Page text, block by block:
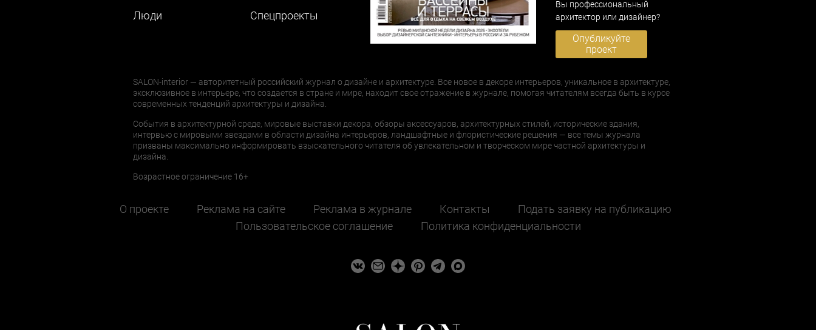
Люди
Cпецпроекты
Вы профессиональный
архитектор или дизайнер?
Опубликуйте
проект
SALON-interior — авторитетный российский журнал о дизайне и архитектуре. Все новое в декоре интерьеров, уникальное в архитектуре,
эксклюзивное в интерьере, что создается в стране и мире, находит свое отражение в журнале, помогая читателям всегда быть в курсе
современных тенденций архитектуры и дизайна.
События в архитектурной среде, мировые выставки декора, обзоры аксессуаров, архитектурных стилей, исторические здания,
интервью с мировыми звездами в области дизайна интерьеров, ландшафтные и флористические решения — все темы журнала
призваны максимально информировать взыскательного читателя об увлекательном и творческом мире частной архитектуры и
дизайна.
Возрастное ограничение 16+
О проекте Реклама на сайте Реклама в журнале Контакты
Подать заявку на публикацию
Пользовательское соглашение
Политика конфиденциальности